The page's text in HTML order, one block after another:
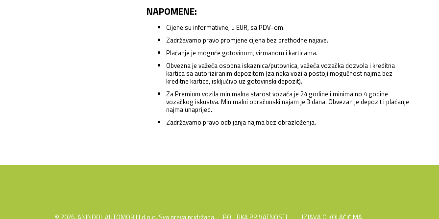
NAPOMENE:
Cijene su informativne, u EUR, sa PDV-om.
Zadržavamo pravo promjene cijena bez prethodne najave.
Plaćanje je moguće gotovinom, virmanom i karticama.
Obvezna je važeća osobna iskaznica/putovnica, važeća vozačka dozvola i kreditna
kartica sa autoriziranim depozitom (za neka vozila postoji mogućnost najma bez
kreditne kartice, isključivo uz gotovinski depozit).
Za Premium vozila minimalna starost vozača je 24 godine i minimalno 4 godine
vozačkog iskustva. Minimalni obračunski najam je 3 dana. Obvezan je depozit i plaćanje
najma unaprijed.
Zadržavamo pravo odbijanja najma bez obrazloženja.